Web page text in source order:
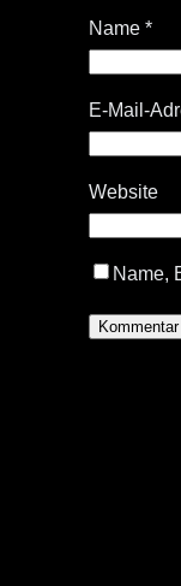
Name *
E-Mail-
Website
Name,